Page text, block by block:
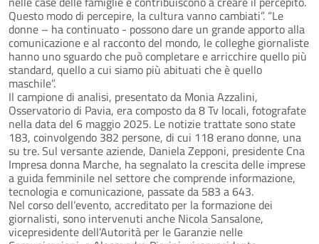
Questo modo di percepire, la cultura vanno cambiati”. “Le
donne – ha continuato - possono dare un grande apporto alla
comunicazione e al racconto del mondo, le colleghe giornaliste
hanno uno sguardo che può completare e arricchire quello più
standard, quello a cui siamo più abituati che è quello
maschile”.
Il campione di analisi, presentato da Monia Azzalini,
Osservatorio di Pavia, era composto da 8 Tv locali, fotografate
nella data del 6 maggio 2025. Le notizie trattate sono state
183, coinvolgendo 382 persone, di cui 118 erano donne, una
su tre. Sul versante aziende, Daniela Zepponi, presidente Cna
Impresa donna Marche, ha segnalato la crescita delle imprese
a guida femminile nel settore che comprende informazione,
tecnologia e comunicazione, passate da 583 a 643.
Nel corso dell’evento, accreditato per la formazione dei
giornalisti, sono intervenuti anche Nicola Sansalone,
vicepresidente dell’Autorità per le Garanzie nelle